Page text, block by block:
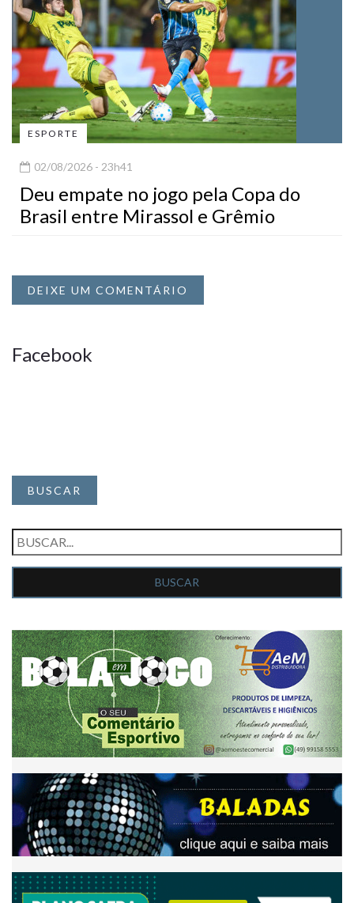
ESPORTE
02/08/2026 - 23h41
Deu empate no jogo pela Copa do
Brasil entre Mirassol e Grêmio
DEIXE UM COMENTÁRIO
Facebook
BUSCAR